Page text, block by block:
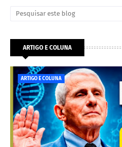
ARTIGO E COLUNA
ARTIGO E COLUNA